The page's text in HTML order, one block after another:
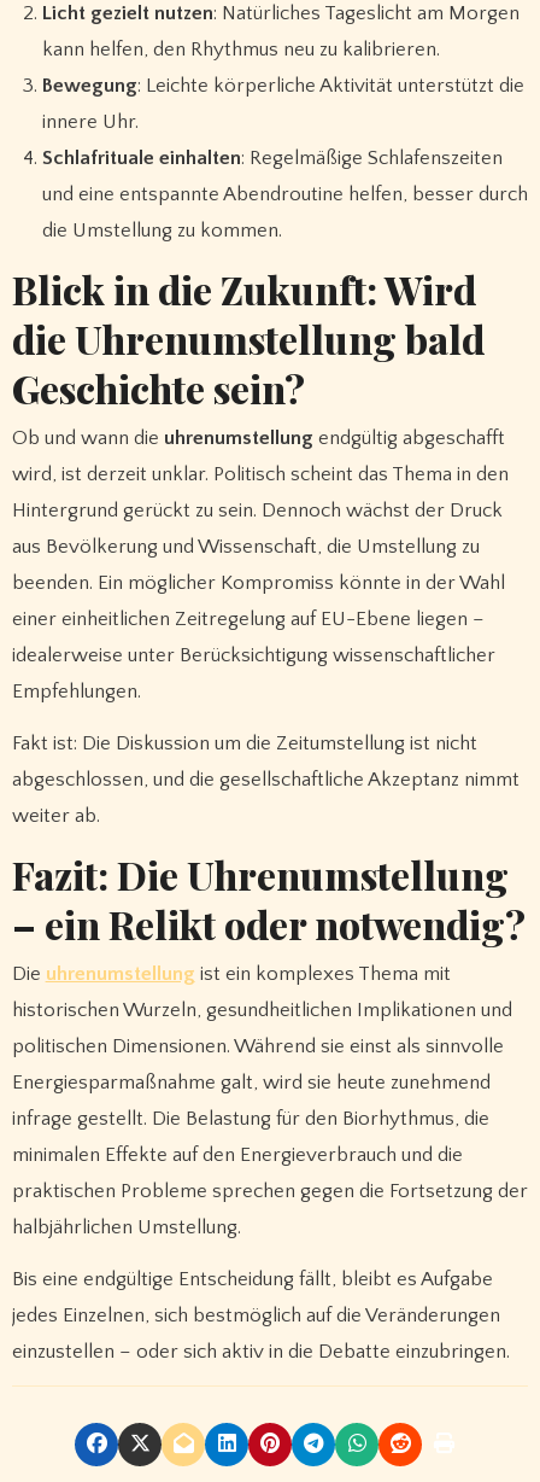
Licht gezielt nutzen: Natürliches Tageslicht am Morgen
kann helfen, den Rhythmus neu zu kalibrieren.
Bewegung: Leichte körperliche Aktivität unterstützt die
innere Uhr.
Schlafrituale einhalten: Regelmäßige Schlafenszeiten
und eine entspannte Abendroutine helfen, besser durch
die Umstellung zu kommen.
Blick in die Zukunft: Wird
die Uhrenumstellung bald
Geschichte sein?
Ob und wann die uhrenumstellung endgültig abgeschafft
wird, ist derzeit unklar. Politisch scheint das Thema in den
Hintergrund gerückt zu sein. Dennoch wächst der Druck
aus Bevölkerung und Wissenschaft, die Umstellung zu
beenden. Ein möglicher Kompromiss könnte in der Wahl
einer einheitlichen Zeitregelung auf EU-Ebene liegen –
idealerweise unter Berücksichtigung wissenschaftlicher
Empfehlungen.
Fakt ist: Die Diskussion um die Zeitumstellung ist nicht
abgeschlossen, und die gesellschaftliche Akzeptanz nimmt
weiter ab.
Fazit: Die Uhrenumstellung
– ein Relikt oder notwendig?
Die uhrenumstellung ist ein komplexes Thema mit
historischen Wurzeln, gesundheitlichen Implikationen und
politischen Dimensionen. Während sie einst als sinnvolle
Energiesparmaßnahme galt, wird sie heute zunehmend
infrage gestellt. Die Belastung für den Biorhythmus, die
minimalen Effekte auf den Energieverbrauch und die
praktischen Probleme sprechen gegen die Fortsetzung der
halbjährlichen Umstellung.
Bis eine endgültige Entscheidung fällt, bleibt es Aufgabe
jedes Einzelnen, sich bestmöglich auf die Veränderungen
einzustellen – oder sich aktiv in die Debatte einzubringen.